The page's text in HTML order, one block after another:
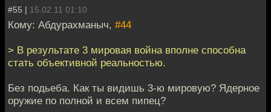
#55 | 15.02.11 01:10
Кому: Абдурахманыч, #44
> В результате 3 мировая война вполне способна
стать объективной реальностью.
Без подьеба. Как ты видишь 3-ю мировую? Ядерное
оружие по полной и всем пипец?